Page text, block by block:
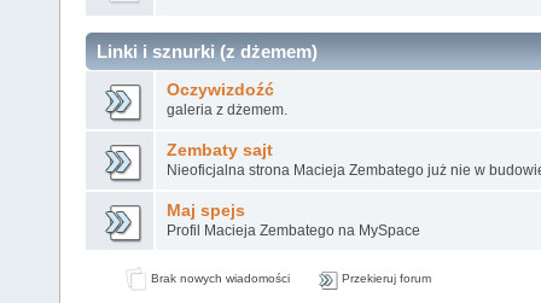
Linki i sznurki (z dżemem)
Oczywizdoźć
galeria z dżemem.
Zembaty sajt
Nieoficjalna strona Macieja Zembatego już nie w
Maj spejs
Profil Macieja Zembatego na MySpace
Brak nowych wiadomości Przekieruj forum